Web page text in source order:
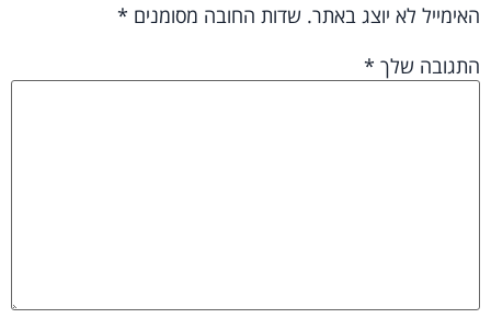
האימייל לא יוצג באתר. שדות החובה מסומנים *
התגובה שלך *